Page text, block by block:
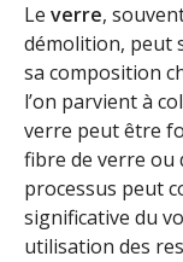
Le verre,
démolition, peut
sa composition
l’on parvient à
verre peut être
fibre de verre ou
processus peut
significative du
utilisation des